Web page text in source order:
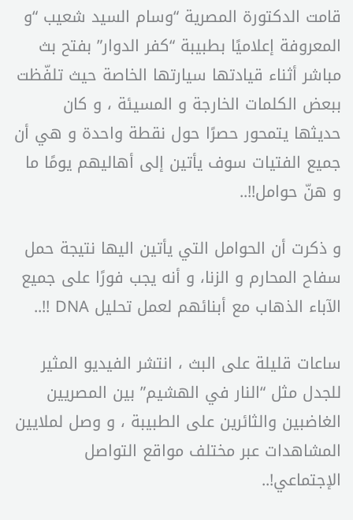
قامت الدكتورة المصرية “وسام السيد شعيب “و
المعروفة إعلاميًا بطبيبة “كفر الدوار” بفتح بث
مباشر أثناء قيادتها سيارتها الخاصة حيث تلفّظت
ببعض الكلمات الخارجة و المسيئة ، و كان
حديثها يتمحور حصرًا حول نقطة واحدة و هي أن
جميع الفتيات سوف يأتين إلى أهاليهم يومًا ما
و هنّ حوامل!!..
و ذكرت أن الحوامل التي يأتين اليها نتيجة حمل
سفاح المحارم و الزنا، و أنه يجب فورًا على جميع
الآباء الذهاب مع أبنائهم لعمل تحليل DNA !!..
ساعات قليلة على البث ، انتشر الفيديو المثير
للجدل مثل “النار في الهشيم” بين المصريين
الغاضبين والثائرين على الطبيبة ، و وصل لملايين
المشاهدات عبر مختلف مواقع التواصل
الإجتماعي!..